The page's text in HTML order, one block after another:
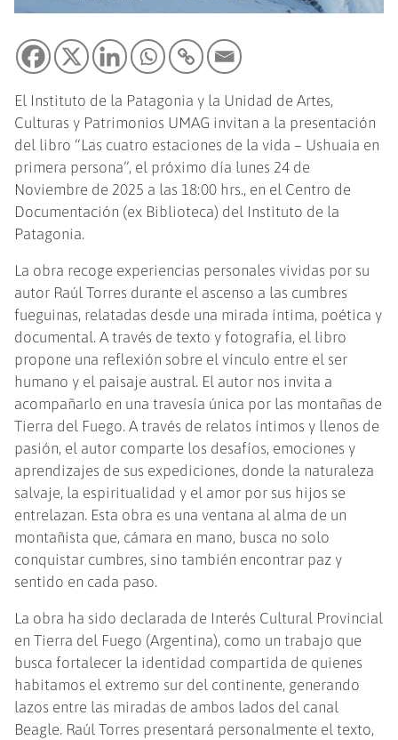
El Instituto de la Patagonia y la Unidad de Artes,
Culturas y Patrimonios UMAG invitan a la presentación
del libro “Las cuatro estaciones de la vida – Ushuaia en
primera persona”, el próximo día lunes 24 de
Noviembre de 2025 a las 18:00 hrs., en el Centro de
Documentación (ex Biblioteca) del Instituto de la
Patagonia.
La obra recoge experiencias personales vividas por su
autor Raúl Torres durante el ascenso a las cumbres
fueguinas, relatadas desde una mirada íntima, poética y
documental. A través de texto y fotografía, el libro
propone una reflexión sobre el vínculo entre el ser
humano y el paisaje austral. El autor nos invita a
acompañarlo en una travesía única por las montañas de
Tierra del Fuego. A través de relatos íntimos y llenos de
pasión, el autor comparte los desafíos, emociones y
aprendizajes de sus expediciones, donde la naturaleza
salvaje, la espiritualidad y el amor por sus hijos se
entrelazan. Esta obra es una ventana al alma de un
montañista que, cámara en mano, busca no solo
conquistar cumbres, sino también encontrar paz y
sentido en cada paso.
La obra ha sido declarada de Interés Cultural Provincial
en Tierra del Fuego (Argentina), como un trabajo que
busca fortalecer la identidad compartida de quienes
habitamos el extremo sur del continente, generando
lazos entre las miradas de ambos lados del canal
Beagle. Raúl Torres presentará personalmente el texto,